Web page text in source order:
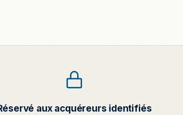
aux acquéreurs identifiés